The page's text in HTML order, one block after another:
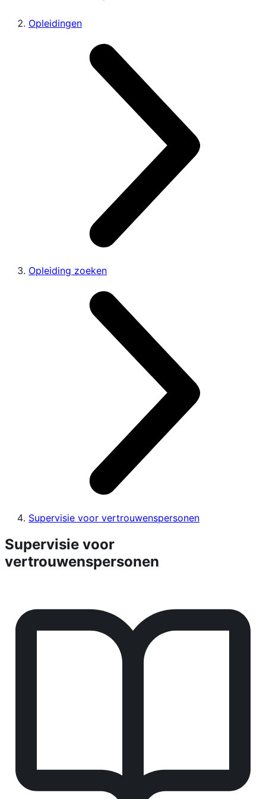
Opleidingen
Opleiding zoeken
Supervisie voor vertrouwenspersonen
Supervisie voor
vertrouwenspersonen